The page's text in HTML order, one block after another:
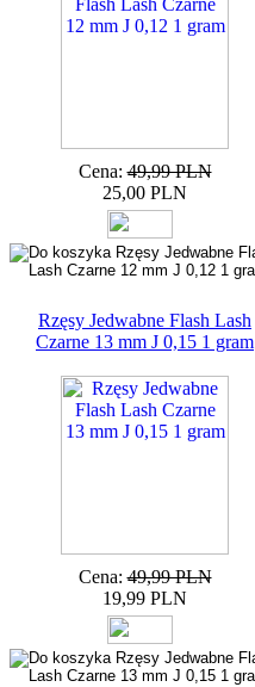
Cena: 49,99 PLN
25,00 PLN
Rzęsy Jedwabne Flash Lash
Czarne 13 mm J 0,15 1 gram
Cena: 49,99 PLN
19,99 PLN